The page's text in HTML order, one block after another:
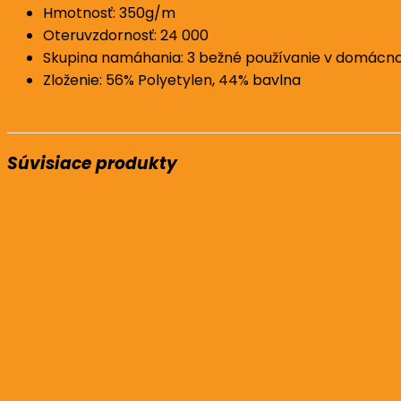
Hmotnosť: 350g/m
Oteruvzdornosť: 24 000
Skupina namáhania: 3 bežné používanie v
Zloženie: 56% Polyetylen, 44% bavlna
Súvisiace produkty